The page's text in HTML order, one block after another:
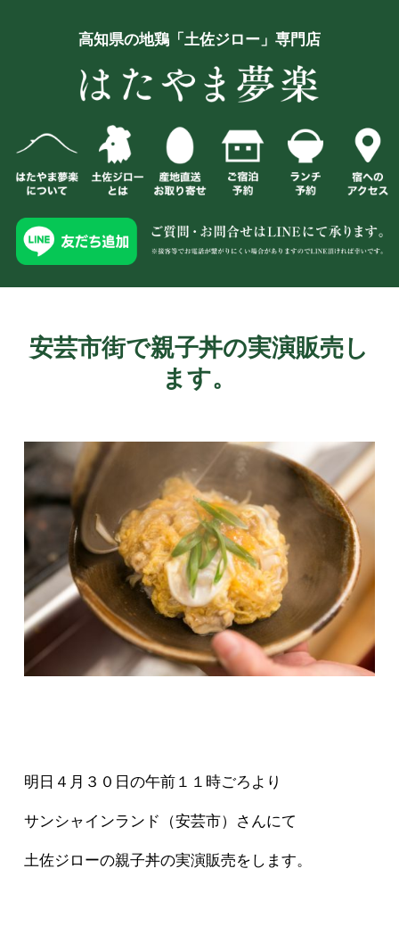
高知県の地鶏「土佐ジロー」専門店
安芸市街で親子丼の実演販売し
ます。
明日４月３０日の午前１１時ごろより
サンシャインランド（安芸市）さんにて
土佐ジローの親子丼の実演販売をします。